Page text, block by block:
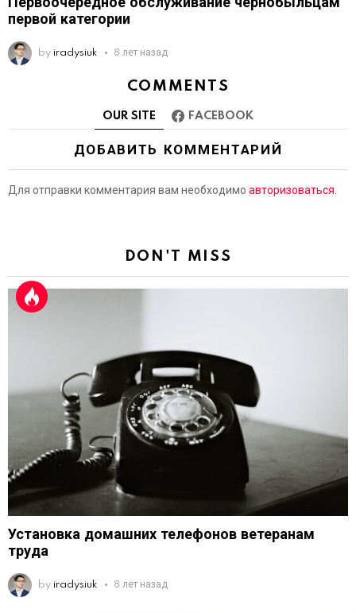
Первоочередное обслуживание чернобыльцам
первой категории
by iradysiuk 8 лет назад
COMMENTS
OUR SITE FACEBOOK
ДОБАВИТЬ КОММЕНТАРИЙ
Для отправки комментария вам необходимо авторизоваться
DON'T MISS
Установка домашних телефонов ветеранам
труда
by iradysiuk 8 лет назад